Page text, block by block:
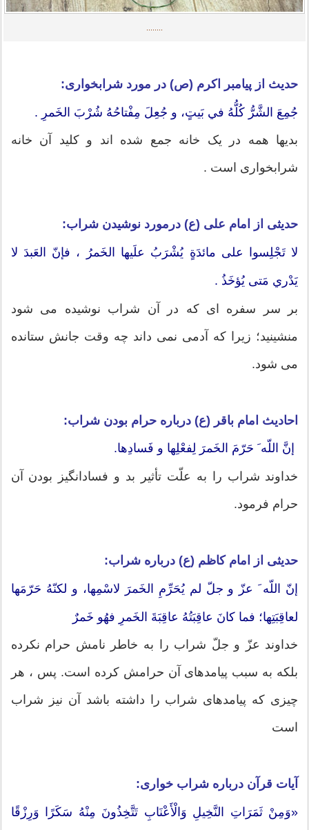
حدیث از پیامبر اکرم (ص) در مورد شرابخواری:
جُمِعَ الشَّرُّ كُلُّهُ في بَيتٍ، و جُعِلَ مِفْتاحُهُ شُرْبَ الخَمرِ .
بديها همه در يک خانه جمع شده اند و كليد آن خانه
شرابخوارى است .
حدیثی از امام على (ع) درمورد نوشیدن شراب:
لا تَجْلِسوا على مائدَةٍ يُشْرَبُ علَيها الخَمرُ ، فإنّ العَبدَ لا
يَدْري مَتى يُؤخَذُ .
بر سر سفره اى كه در آن شراب نوشيده مى شود
منشينيد؛ زيرا كه آدمى نمى داند چه وقت جانش ستانده
مى شود.
احادیث امام باقر (ع) درباره حرام بودن شراب:
إنَّ اللّه َ حَرّمَ الخَمرَ لِفعْلِها و فَسادِها.
خداوند شراب را به علّت تأثير بد و فسادانگيز بودن آن
حرام فرمود.
حدیثی از امام كاظم (ع) درباره شراب:
إنّ اللّه َ عزّ و جلّ لم يُحَرِّمِ الخَمرَ لاسْمِها، و لكنّهُ حَرّمَها
لعاقِبَتِها؛ فما كانَ عاقِبَتُهُ عاقِبَةَ الخَمرِ فهُو خَمرٌ
خداوند عزّ و جلّ شراب را به خاطر نامش حرام نكرده
بلكه به سبب پيامدهاى آن حرامش كرده است. پس ، هر
چيزى كه پيامدهاى شراب را داشته باشد آن نيز شراب
است
آیات قرآن درباره شراب خواری:
«وَمِنْ ثَمَرَاتِ النَّخِيلِ وَالْأَعْنَابِ تَتَّخِذُونَ مِنْهُ سَكَرًا وَرِزْقًا